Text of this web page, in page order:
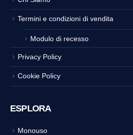
Termini e condizioni di vendita
Modulo di recesso
Privacy Policy
Cookie Policy
ESPLORA
Monouso